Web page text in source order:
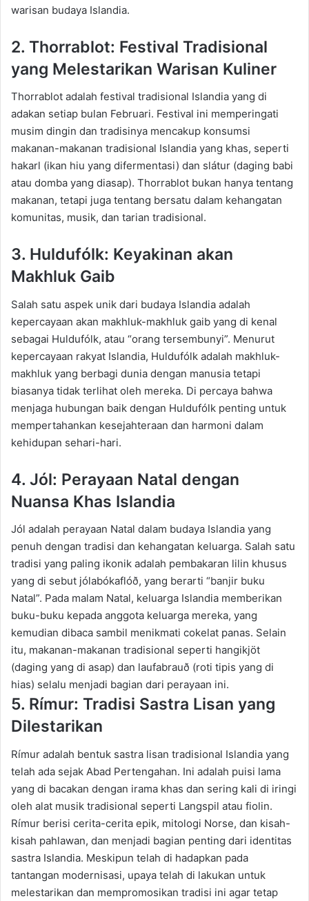
warisan budaya Islandia.
2. Thorrablot: Festival Tradisional
yang Melestarikan Warisan Kuliner
Thorrablot adalah festival tradisional Islandia yang di
adakan setiap bulan Februari. Festival ini memperingati
musim dingin dan tradisinya mencakup konsumsi
makanan-makanan tradisional Islandia yang khas, seperti
hakarl (ikan hiu yang difermentasi) dan slátur (daging babi
atau domba yang diasap). Thorrablot bukan hanya tentang
makanan, tetapi juga tentang bersatu dalam kehangatan
komunitas, musik, dan tarian tradisional.
3. Huldufólk: Keyakinan akan
Makhluk Gaib
Salah satu aspek unik dari budaya Islandia adalah
kepercayaan akan makhluk-makhluk gaib yang di kenal
sebagai Huldufólk, atau “orang tersembunyi”. Menurut
kepercayaan rakyat Islandia, Huldufólk adalah makhluk-
makhluk yang berbagi dunia dengan manusia tetapi
biasanya tidak terlihat oleh mereka. Di percaya bahwa
menjaga hubungan baik dengan Huldufólk penting untuk
mempertahankan kesejahteraan dan harmoni dalam
kehidupan sehari-hari.
4. Jól: Perayaan Natal dengan
Nuansa Khas Islandia
Jól adalah perayaan Natal dalam budaya Islandia yang
penuh dengan tradisi dan kehangatan keluarga. Salah satu
tradisi yang paling ikonik adalah pembakaran lilin khusus
yang di sebut jólabókaflóð, yang berarti “banjir buku
Natal”. Pada malam Natal, keluarga Islandia memberikan
buku-buku kepada anggota keluarga mereka, yang
kemudian dibaca sambil menikmati cokelat panas. Selain
itu, makanan-makanan tradisional seperti hangikjöt
(daging yang di asap) dan laufabrauð (roti tipis yang di
hias) selalu menjadi bagian dari perayaan ini.
5. Rímur: Tradisi Sastra Lisan yang
Dilestarikan
Rímur adalah bentuk sastra lisan tradisional Islandia yang
telah ada sejak Abad Pertengahan. Ini adalah puisi lama
yang di bacakan dengan irama khas dan sering kali di iringi
oleh alat musik tradisional seperti Langspil atau fiolin.
Rímur berisi cerita-cerita epik, mitologi Norse, dan kisah-
kisah pahlawan, dan menjadi bagian penting dari identitas
sastra Islandia. Meskipun telah di hadapkan pada
tantangan modernisasi, upaya telah di lakukan untuk
melestarikan dan mempromosikan tradisi ini agar tetap